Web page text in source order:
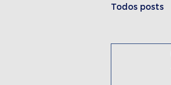
Todos posts